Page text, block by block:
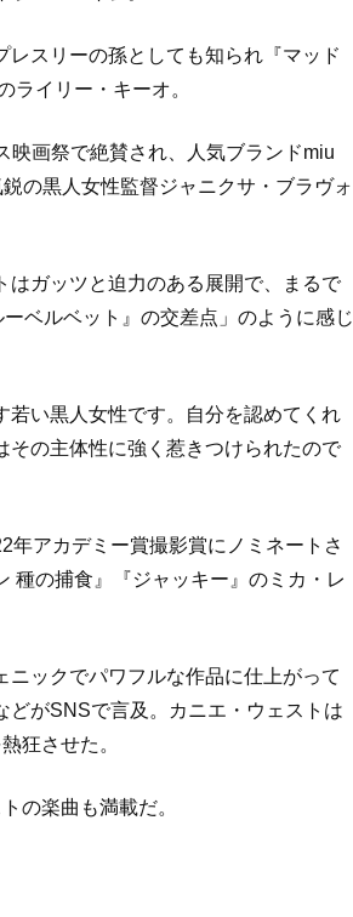
スリーの孫としても知られ『マッド
ライリー・キーオ。
映画祭で絶賛され、人気ブランドmiu
の黒人女性監督ジャニクサ・ブラヴォ
はガッツと迫力のある展開で、まるで
ベルベット』の交差点」のように感じ
若い黒人女性です。自分を認めてくれ
その主体性に強く惹きつけられたので
アカデミー賞撮影賞にノミネートさ
種の捕食』『ジャッキー』のミカ・レ
ックでパワフルな作品に仕上がって
どがSNSで言及。カニエ・ウェストは
狂させた。
の楽曲も満載だ。